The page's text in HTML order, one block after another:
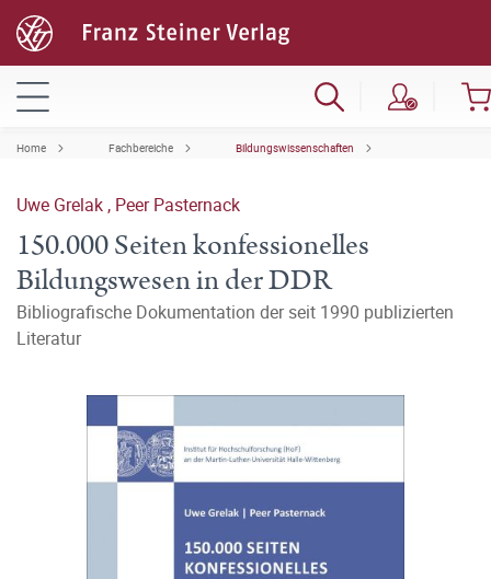
Home Fachbereiche Bildungswissenschaften
Uwe Grelak , Peer Pasternack
150.000 Seiten konfessionelles
Bildungswesen in der DDR
Bibliografische Dokumentation der seit 1990 publizierten
Literatur